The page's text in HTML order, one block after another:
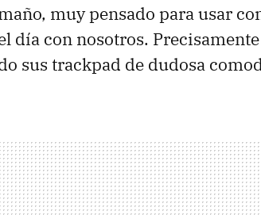
muy pensado para usar
día con nosotros.
sus trackpad de dudosa